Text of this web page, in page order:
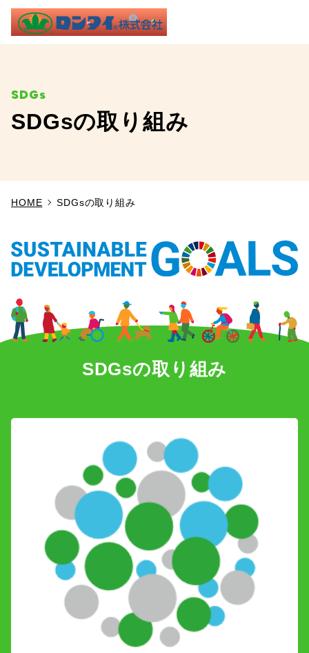
TOP
施工実績
製品情報
SDGs
プライバシーポリシー
お問い合わせ
SDGsの取り組み
HOME SDGsの取り組み
SDGsの取り組み